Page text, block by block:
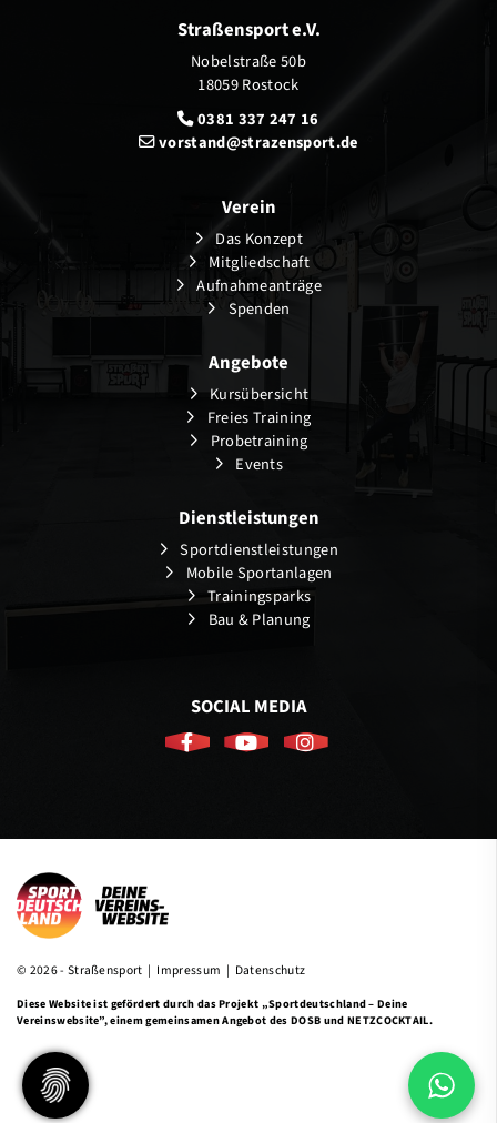
Straßensport e.V.
Nobelstraße 50b
18059 Rostock
0381 337 247 16
vorstand@strazensport.de
Verein
Das Konzept
Mitgliedschaft
Aufnahmeanträge
Spenden
Angebote
Kursübersicht
Freies Training
Probetraining
Events
Dienstleistungen
Sportdienstleistungen
Mobile Sportanlagen
Trainingsparks
Bau & Planung
SOCIAL MEDIA
© 2026 - Straßensport | Impressum | Datenschutz
Diese Website ist gefördert durch das Projekt „Sportdeutschland – Deine
Vereinswebsite”, einem gemeinsamen Angebot des DOSB und NETZCOCKTAIL.